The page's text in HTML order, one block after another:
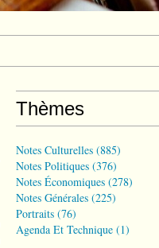
Thèmes
Notes Culturelles (885)
Notes Politiques (376)
Notes Économiques (278)
Notes Générales (225)
Portraits (76)
Agenda Et Technique (1)